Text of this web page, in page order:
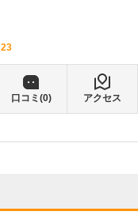
23
口コミ(0) アクセス